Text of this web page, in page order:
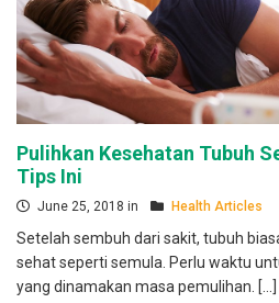
Pulihkan Kesehatan Tubuh
Tips Ini
June 25, 2018 in Health Articles
Setelah sembuh dari sakit, tubuh
sehat seperti semula. Perlu waktu
yang dinamakan masa pemulihan. […]